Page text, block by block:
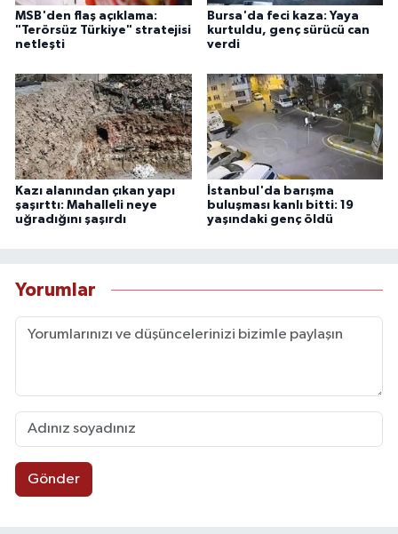
MSB'den flaş açıklama:
"Terörsüz Türkiye" stratejisi
netleşti
Bursa'da feci kaza: Yaya
kurtuldu, genç sürücü can
verdi
Kazı alanından çıkan yapı
şaşırttı: Mahalleli neye
uğradığını şaşırdı
İstanbul'da barışma
buluşması kanlı bitti: 19
yaşındaki genç öldü
Yorumlar
Gönder